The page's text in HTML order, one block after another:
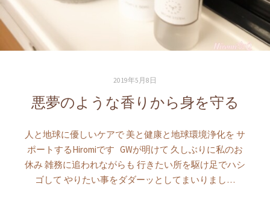
2019年5月8日
悪夢のような香りから身を守る
人と地球に優しいケアで 美と健康と地球環境浄化を サ
ポートするHiromiです GWが明けて 久しぶりに私のお
休み 雑務に追われながらも 行きたい所を駆け足でハシ
ゴして やりたい事をダダーッとしてまいりまし…